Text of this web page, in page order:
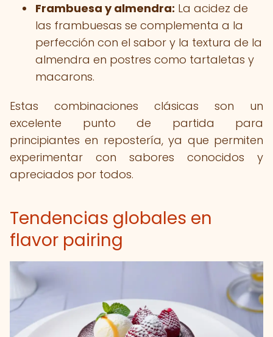
Frambuesa y almendra: La acidez de
las frambuesas se complementa a la
perfección con el sabor y la textura de la
almendra en postres como tartaletas y
macarons.
Estas combinaciones clásicas son un
excelente punto de partida para
principiantes en repostería, ya que permiten
experimentar con sabores conocidos y
apreciados por todos.
Tendencias globales en
flavor pairing